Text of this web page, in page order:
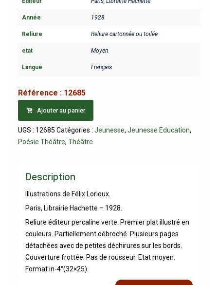
Année 1928
Reliure Reliure cartonnée ou toilée
etat Moyen
Langue Français
Référence : 12685
Ajouter au panier
UGS : 12685 Catégories : Jeunesse, Jeunesse Education,
Poésie Théâtre, Théâtre
Description
Illustrations de Félix Lorioux.
Paris, Librairie Hachette – 1928.
Reliure éditeur percaline verte. Premier plat illustré en
couleurs. Partiellement débroché. Plusieurs pages
détachées avec de petites déchirures sur les bords.
Couverture frottée. Pas de rousseur. Etat moyen.
Format in-4°(32×25).